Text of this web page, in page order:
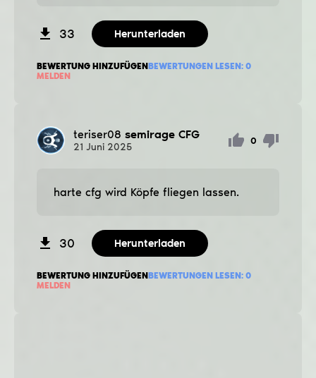
33 Herunterladen
BEWERTUNG HINZUFÜGENBEWERTUNGEN LESEN: 0
MELDEN
teriser08 semirage CFG
21 Juni 2025
0
harte cfg wird Köpfe fliegen lassen.
30 Herunterladen
BEWERTUNG HINZUFÜGENBEWERTUNGEN LESEN: 0
MELDEN